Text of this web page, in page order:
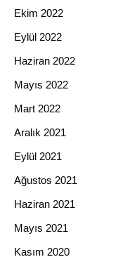
Ekim 2022
Eylül 2022
Haziran 2022
Mayıs 2022
Mart 2022
Aralık 2021
Eylül 2021
Ağustos 2021
Haziran 2021
Mayıs 2021
Kasım 2020